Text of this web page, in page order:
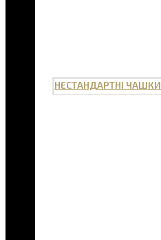
НЕСТАНДАРТНІ ЧАШКИ